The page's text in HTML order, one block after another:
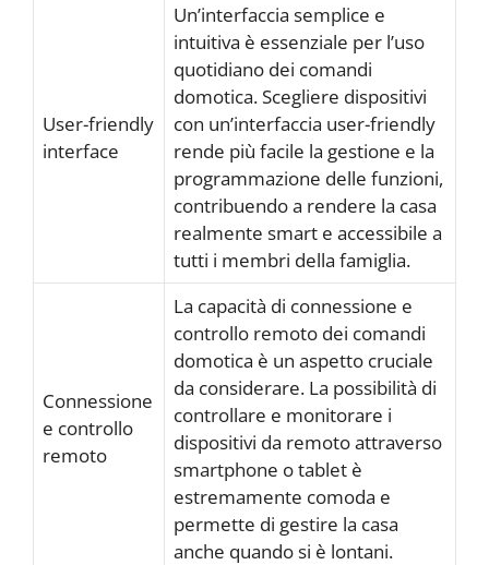
User-friendly
interface
Un’interfaccia semplice e
intuitiva è essenziale per l’uso
quotidiano dei comandi
domotica. Scegliere dispositivi
con un’interfaccia user-friendly
rende più facile la gestione e la
programmazione delle funzioni,
contribuendo a rendere la casa
realmente smart e accessibile a
tutti i membri della famiglia.
Connessione
e controllo
remoto
La capacità di connessione e
controllo remoto dei comandi
domotica è un aspetto cruciale
da considerare. La possibilità di
controllare e monitorare i
dispositivi da remoto attraverso
smartphone o tablet è
estremamente comoda e
permette di gestire la casa
anche quando si è lontani.